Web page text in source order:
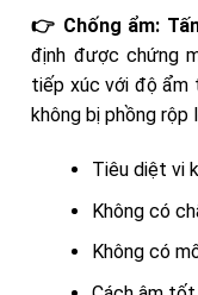
👉 Chống ẩm:
định được chứng
tiếp xúc với độ ẩm
không bị phồng rộp
Tiêu diệt vi
Không có
Không có